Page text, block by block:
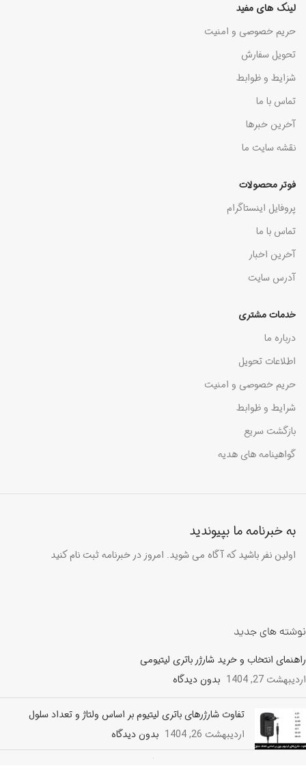
لینک های مفید
حریم خصوصی و امنیت
تحویل سفارش
شزایط و ظوابط
تماس با ما
آخرین خبرها
نقشه سایت ما
فوتر محصولات
پروفایل اینستاگرام
تماس با ما
آخرین اخبار
آدرس سایت
خدمات مشتری
درباره ما
اطلاعات تحویل
حریم خصوصی و امنیت
شرایط و ظوابط
بازگشت سریع
گواهینامه های هدیه
به خبرنامه ما بپیوندید
اولین نفر باشید که آگاه می شوید. امروز در خبرنامه ثبت نام کنید
نوشته های جدید
راهنمای انتخاب و خرید شارژر باتری لیتیومی
اردیبهشت 27, 1404
بدون دیدگاه
تفاوت شارژرهای باتری لیتیوم بر اساس ولتاژ و تعداد سلول
اردیبهشت 26, 1404
بدون دیدگاه